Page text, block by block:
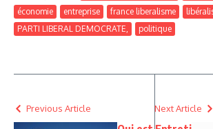
économie
entreprise france liberalisme
PARTI LIBERAL DEMOCRATE,
politique
Previous Article Next Article